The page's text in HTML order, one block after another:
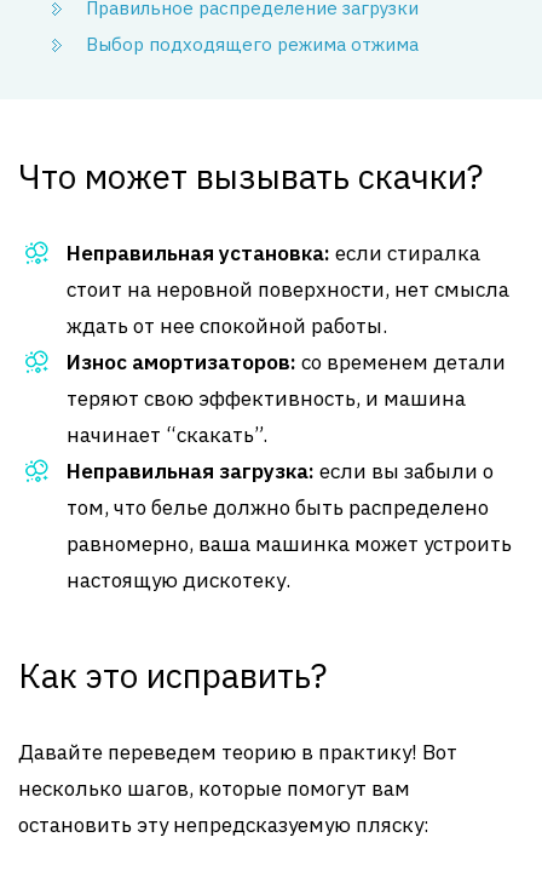
Правильное распределение загрузки
Выбор подходящего режима отжима
Что может вызывать скачки?
Неправильная установка: если стиралка
стоит на неровной поверхности, нет смысла
ждать от нее спокойной работы.
Износ амортизаторов: со временем детали
теряют свою эффективность, и машина
начинает “скакать”.
Неправильная загрузка: если вы забыли о
том, что белье должно быть распределено
равномерно, ваша машинка может устроить
настоящую дискотеку.
Как это исправить?
Давайте переведем теорию в практику! Вот
несколько шагов, которые помогут вам
остановить эту непредсказуемую пляску: